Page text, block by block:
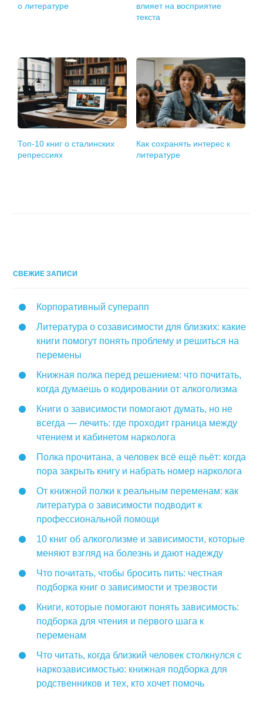
о литературе
влияет на восприятие
текста
Топ-10 книг о сталинских
репрессиях
Как сохранять интерес к
литературе
СВЕЖИЕ ЗАПИСИ
Корпоративный суперапп
Литература о созависимости для близких: какие
книги помогут понять проблему и решиться на
перемены
Книжная полка перед решением: что почитать,
когда думаешь о кодировании от алкоголизма
Книги о зависимости помогают думать, но не
всегда — лечить: где проходит граница между
чтением и кабинетом нарколога
Полка прочитана, а человек всё ещё пьёт: когда
пора закрыть книгу и набрать номер нарколога
От книжной полки к реальным переменам: как
литература о зависимости подводит к
профессиональной помощи
10 книг об алкоголизме и зависимости, которые
меняют взгляд на болезнь и дают надежду
Что почитать, чтобы бросить пить: честная
подборка книг о зависимости и трезвости
Книги, которые помогают понять зависимость:
подборка для чтения и первого шага к
переменам
Что читать, когда близкий человек столкнулся с
наркозависимостью: книжная подборка для
родственников и тех, кто хочет помочь